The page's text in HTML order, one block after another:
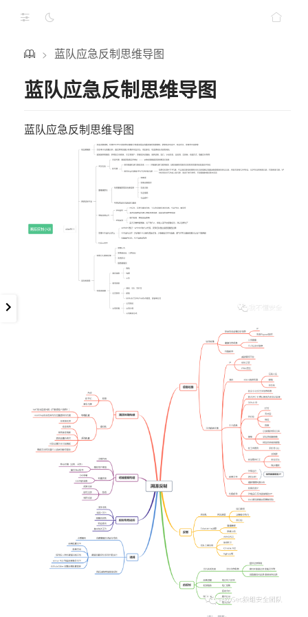
> 蓝队应急反制思维导图
蓝队应急反制思维导图
蓝队应急反制思维导图